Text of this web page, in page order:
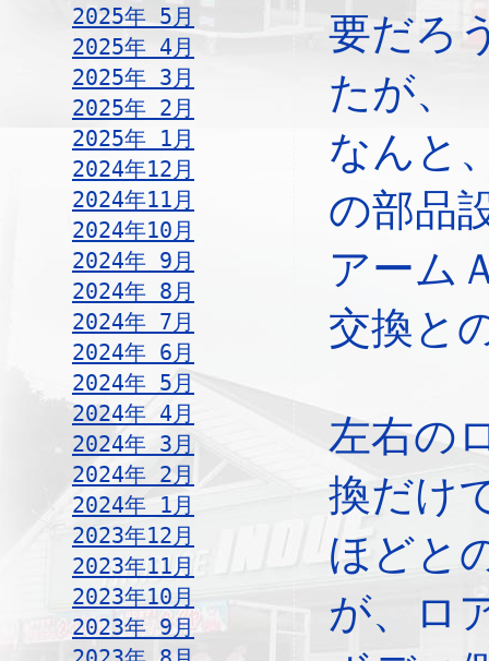
2025年 5月
2025年 4月
2025年 3月
2025年 2月
2025年 1月
2024年12月
2024年11月
2024年10月
2024年 9月
2024年 8月
2024年 7月
2024年 6月
2024年 5月
2024年 4月
2024年 3月
2024年 2月
2024年 1月
2023年12月
2023年11月
2023年10月
2023年 9月
要だろ
たが、
なんと
の部品
アーム
交換と
左右の
換だけ
ほどと
が、ロ